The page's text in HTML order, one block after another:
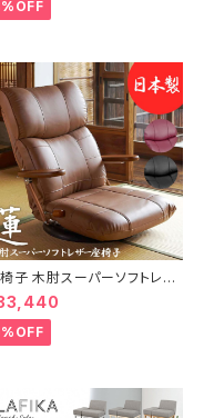
子 木肘スーパーソフトレザ
椅子 リクライニング回転座
座椅子 父の日 敬老の日
レゼント 完成品